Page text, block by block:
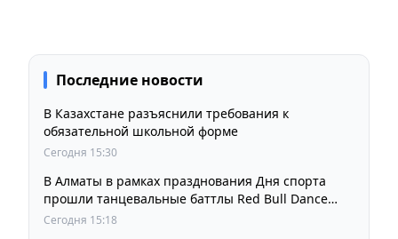
Последние новости
В Казахстане разъяснили требования к
обязательной школьной форме
Сегодня 15:30
В Алматы в рамках празднования Дня спорта
прошли танцевальные баттлы Red Bull Dance
Your Style
Сегодня 15:18